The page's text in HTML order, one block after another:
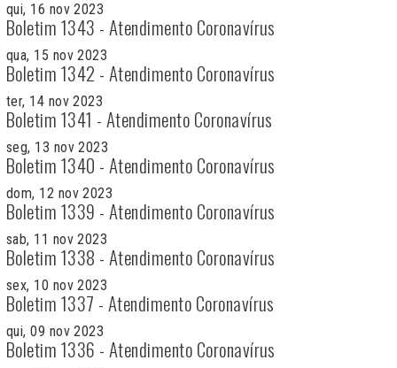
qui, 16 nov 2023
Boletim 1343 - Atendimento Coronavírus
qua, 15 nov 2023
Boletim 1342 - Atendimento Coronavírus
ter, 14 nov 2023
Boletim 1341 - Atendimento Coronavírus
seg, 13 nov 2023
Boletim 1340 - Atendimento Coronavírus
dom, 12 nov 2023
Boletim 1339 - Atendimento Coronavírus
sab, 11 nov 2023
Boletim 1338 - Atendimento Coronavírus
sex, 10 nov 2023
Boletim 1337 - Atendimento Coronavírus
qui, 09 nov 2023
Boletim 1336 - Atendimento Coronavírus